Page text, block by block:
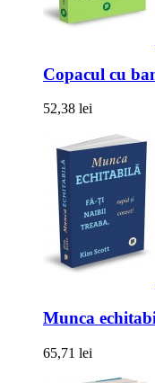
Copacul cu
52,38 lei
Munca
65,71 lei